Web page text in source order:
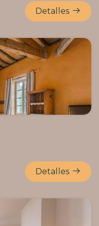
Detalles
Detalles